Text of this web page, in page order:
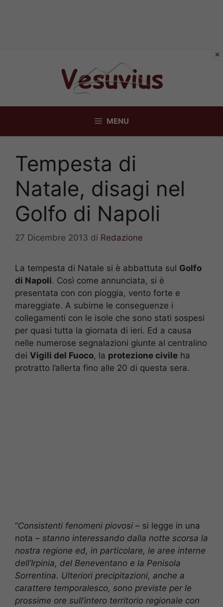
MENU
Tempesta di
Natale, disagi nel
Golfo di Napoli
27 Dicembre 2013 di Redazione
La tempesta di Natale si è abbattuta sul Golfo
di Napoli. Così come annunciata, si è
presentata con con pioggia, vento forte e
mareggiate. A subirne le conseguenze i
collegamenti con le isole che sono stati sospesi
per quasi tutta la giornata di ieri. Ed a causa
nelle numerose segnalazioni giunte al centralino
dei Vigili del Fuoco, la protezione civile ha
protratto l’allerta fino alle 20 di questa sera.
“Consistenti fenomeni piovosi – si legge in una
nota – stanno interessando dalla notte scorsa la
nostra regione ed, in particolare, le aree interne
dell’Irpinia, del Beneventano e la Penisola
Sorrentina. Ulteriori precipitazioni, anche a
carattere temporalesco, sono previste per le
prossime ore sull’intero territorio regionale con